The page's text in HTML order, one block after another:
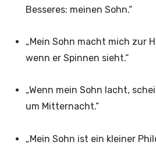
Besseres: meinen Sohn.“
„Mein Sohn macht mich zur
wenn er Spinnen sieht.“
„Wenn mein Sohn lacht,
um Mitternacht.“
„Mein Sohn ist ein kleiner